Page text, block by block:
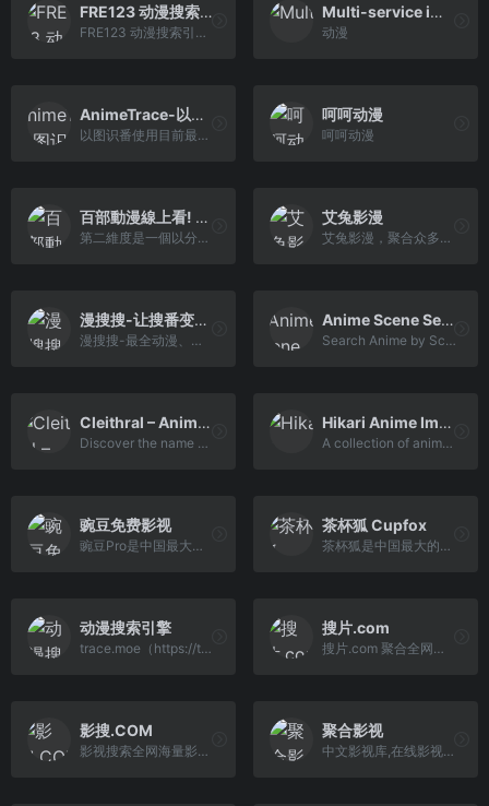
FRE123 动漫搜索引擎
FRE123 动漫搜索引擎为您提供各类动漫番剧在线观看下载资源，追番找动漫必备工具，还为您提供最新番剧时间表，直接搜索关键词即可找到对应的漫画番剧播放源。
Multi-service image search
动漫
AnimeTrace-以图识番-在线AI识番引擎|日漫识别|动漫查询|动漫基因库
以图识番使用目前最先进的AI算法,致力于将通过图片找番的成本降到最低，速度提升显著。网站提供多种可能性来最大程度的找到正确的番，本功能同样可适用于寻找人物CP。
呵呵动漫
呵呵动漫
百部動漫線上看! 秒播不卡!! – 第二維度
第二維度是一個以分享字幕組作品為主的動漫資源平台，上百部720p/1080p高清動畫，秒播不卡頓！現在申請加入會員後還可使用BTSync挂機同步下載的服務，或者直接點擊Google Drive, OneDrive等雲端網盤鏈接來下載動漫。
艾兔影漫
艾兔影漫，聚合众多站点资源
漫搜搜-让搜番变得更简单~
漫搜搜-最全动漫、番剧高清搜索，想搜就搜想看就看~
Anime Scene Search Engine – trace.moe
Search Anime by ScreenShot. Lookup the exact moment and the episode.
Cleithral – Anime Search by Image, GIF, or Video
Discover the name of any anime from a picture, video, or GIF with our advanced recognition tool. Quickly and accurately identify your favorite anime characters and scenes with ease. Try it now!
Hikari Anime Image Search
A collection of anime image...
豌豆免费影视
豌豆Pro是中国最大的影视资源聚合搜索引擎，实时聚合全网优质影视资源，同时支持在线、下载和字幕。电影、电视剧、动漫、综艺、记录片应有尽有。
茶杯狐 Cupfox
茶杯狐是中国最大的影视资源聚合搜索引擎，实时聚合全网优质影视资源，同时支持在线、下载和字幕。电影、电视剧、动漫、综艺应有尽有。
动漫搜索引擎
trace.moe（https://trace.moe/）是一款动画搜索引擎，可以用一张截图找到动画及其出处。
搜片.com
搜片.com 聚合全网影片，你想看的全都找得到！每天搜集最新电影、电视剧、在线观看网址、蓝光高清正版免费看！
影搜.COM
影视搜索全网海量影片数据
聚合影视
中文影视库,在线影视搜索系统,，聚合影视搜索引擎，就在juheyingshi.com